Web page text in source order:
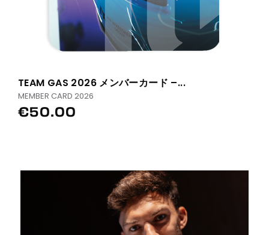
TEAM GAS 2026 メンバーカード –...
MEMBER CARD 2026
€50.00